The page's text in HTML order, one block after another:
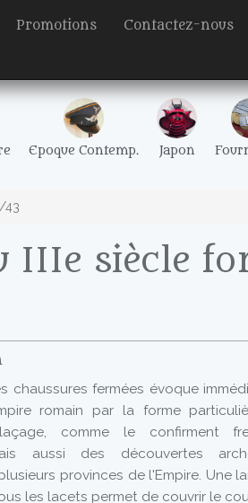
Promotions Contactez-nous
Epoque Contemp. Japon
43
IIIe siècle
chaussures fermées évoque
romain par la forme
comme le confirment
aussi des découvertes
provinces de l'Empire. Une
les lacets permet de couvrir le